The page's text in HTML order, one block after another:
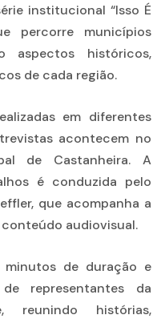
institucional “Isso É
percorre municípios
aspectos históricos,
de cada região.
em diferentes
acontecem no
de Castanheira. A
é conduzida pelo
que acompanha a
audiovisual.
de duração e
representantes da
reunindo histórias,